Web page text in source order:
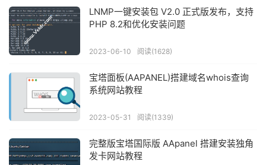
LNMP一键安装包 V2.0 正式版发布，支持
PHP 8.2和优化安装问题
2023-06-10 阅读(1628)
宝塔面板(AAPANEL)搭建域名whois查询
系统网站教程
2023-05-31 阅读(1339)
完整版宝塔国际版 AApanel 搭建安装独角
发卡网站教程